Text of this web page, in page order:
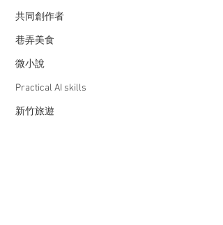
共同創作者
巷弄美食
微小說
Practical AI skills
新竹旅遊